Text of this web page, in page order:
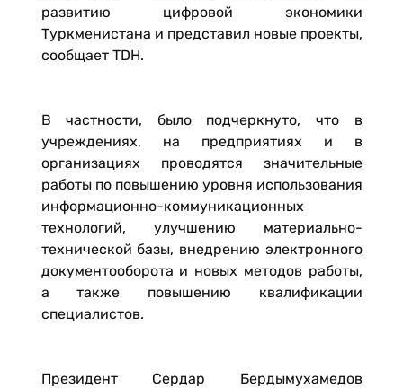
развитию цифровой экономики
Туркменистана и представил новые проекты,
сообщает TDH.
В частности, было подчеркнуто, что в
учреждениях, на предприятиях и в
организациях проводятся значительные
работы по повышению уровня использования
информационно-коммуникационных
технологий, улучшению материально-
технической базы, внедрению электронного
документооборота и новых методов работы,
а также повышению квалификации
специалистов.
Президент Сердар Бердымухамедов